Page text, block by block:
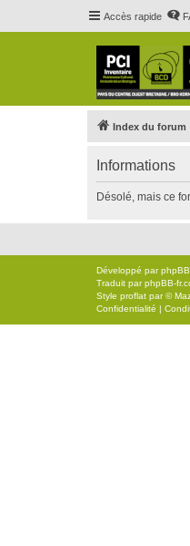
Accès rapide
Index du forum
Informations
Désolé, mais ce
Développé parphpBB
Traduit parphpBB-
Style proflat par ©
Confidentialité |